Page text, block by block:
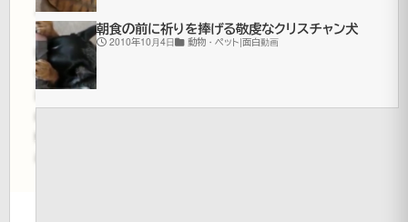
バ
ス
映
像|
面
白
動
画
朝食の前に祈りを捧げる敬虔なクリスチャン犬
2010年10月4日 動物・ペット|面白動画